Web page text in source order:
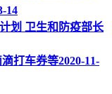
14
划 卫生和防疫部长
打车券等2020-11-